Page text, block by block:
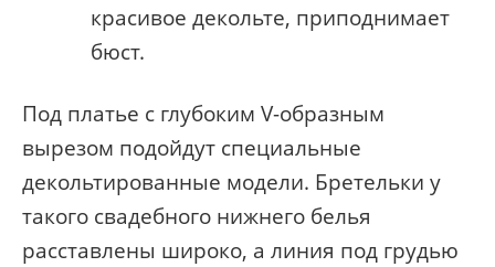
красивое декольте, приподнимает
бюст.
Под платье с глубоким V-образным
вырезом подойдут специальные
декольтированные модели. Бретельки у
такого свадебного нижнего белья
расставлены широко, а линия под грудью